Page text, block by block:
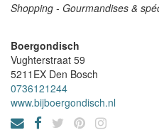
Shopping - Gourmandises &
Boergondisch
Vughterstraat 59
5211EX Den Bosch
0736121244
www.bijboergondisch.nl